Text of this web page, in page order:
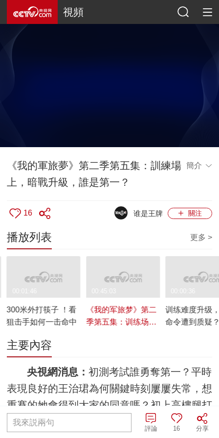
視頻
《我的軍旅夢》第二季第五集：訓練場
上，暗戰升級，誰是第一？
簡介
16 關注
谁是王牌
播放列表 更多 >
300米外打筷子 ！看
狙击手如何一击命中
00:01:46
《我的军旅梦》第二
季第五集：训练场
00:45:03
训练难度升级
命令遭到质疑
00:00:36
主要內容
央視網消息： 初測考試誰勇奪第一？平時
表現良好的王治珺為何關鍵時刻屢屢失常，想
重賽的她會得到大家的同意嗎？初上高樓腿打
顫，速降下來啥體驗？體能訓練初測後，心理
我來説兩句
分享
16
評論